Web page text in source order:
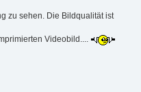
zu sehen. Die Bildqualität ist
Videobild....